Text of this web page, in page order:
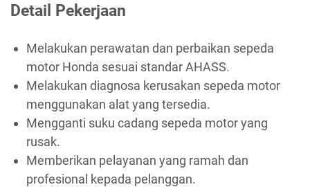
Detail Pekerjaan
Melakukan perawatan dan perbaikan sepeda
motor Honda sesuai standar AHASS.
Melakukan diagnosa kerusakan sepeda motor
menggunakan alat yang tersedia.
Mengganti suku cadang sepeda motor yang
rusak.
Memberikan pelayanan yang ramah dan
profesional kepada pelanggan.